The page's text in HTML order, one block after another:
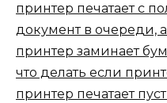
принтер печатает с
документ в очереди,
принтер заминает
что делать если
принтер печатает